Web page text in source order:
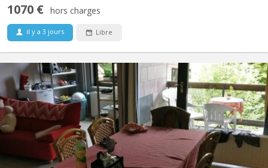
1070 € hors charges
il y a 3 jours Libre
KV 1793
Appartement meublé 5 chambres Quartier des Bruyères, à 1348
Louvain-la-Neuve, à 150 m de la Place Montesquieu (proximité
centre et facilités). Appartement de 110 m2 pour 5 étudiant(e)s
solidaires, non-fumeurs : 5 chambres, hall, cuisine équipée,
remise, salle de bain avec WC, terrasse, salle...